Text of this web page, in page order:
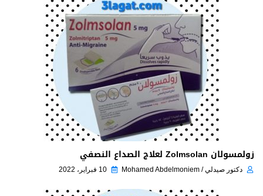
زولمسولان Zolmsolan لعلاج الصداع النصفي
دكتور صيدلي / Mohamed Abdelmoniem 10 فبراير، 2022